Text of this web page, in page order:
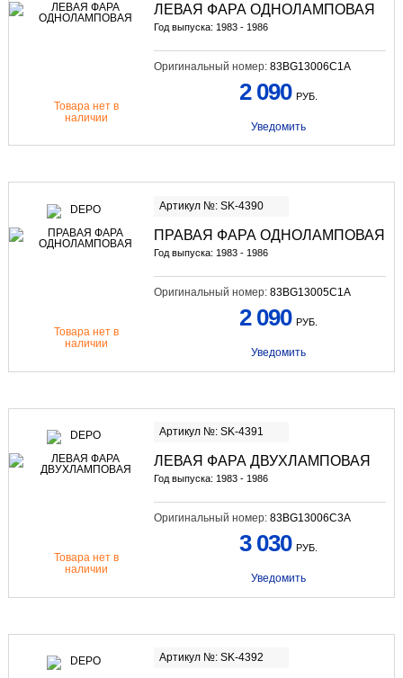
ЛЕВАЯ ФАРА ОДНОЛАМПОВАЯ
Год выпуска: 1983 - 1986
Оригинальный номер: 83BG13006C1A
Товара нет в
наличии
2 090 РУБ.
Уведомить
Артикул №: SK-4390
ПРАВАЯ ФАРА ОДНОЛАМПОВАЯ
Год выпуска: 1983 - 1986
Оригинальный номер: 83BG13005C1A
Товара нет в
наличии
2 090 РУБ.
Уведомить
Артикул №: SK-4391
ЛЕВАЯ ФАРА ДВУХЛАМПОВАЯ
Год выпуска: 1983 - 1986
Оригинальный номер: 83BG13006C3A
Товара нет в
наличии
3 030 РУБ.
Уведомить
Артикул №: SK-4392